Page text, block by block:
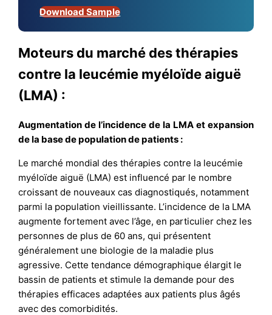
Download Sample
Moteurs du marché des thérapies
contre la leucémie myéloïde aiguë
(LMA) :
Augmentation de l’incidence de la LMA et expansion
de la base de population de patients :
Le marché mondial des thérapies contre la leucémie
myéloïde aiguë (LMA) est influencé par le nombre
croissant de nouveaux cas diagnostiqués, notamment
parmi la population vieillissante. L’incidence de la LMA
augmente fortement avec l’âge, en particulier chez les
personnes de plus de 60 ans, qui présentent
généralement une biologie de la maladie plus
agressive. Cette tendance démographique élargit le
bassin de patients et stimule la demande pour des
thérapies efficaces adaptées aux patients plus âgés
avec des comorbidités.